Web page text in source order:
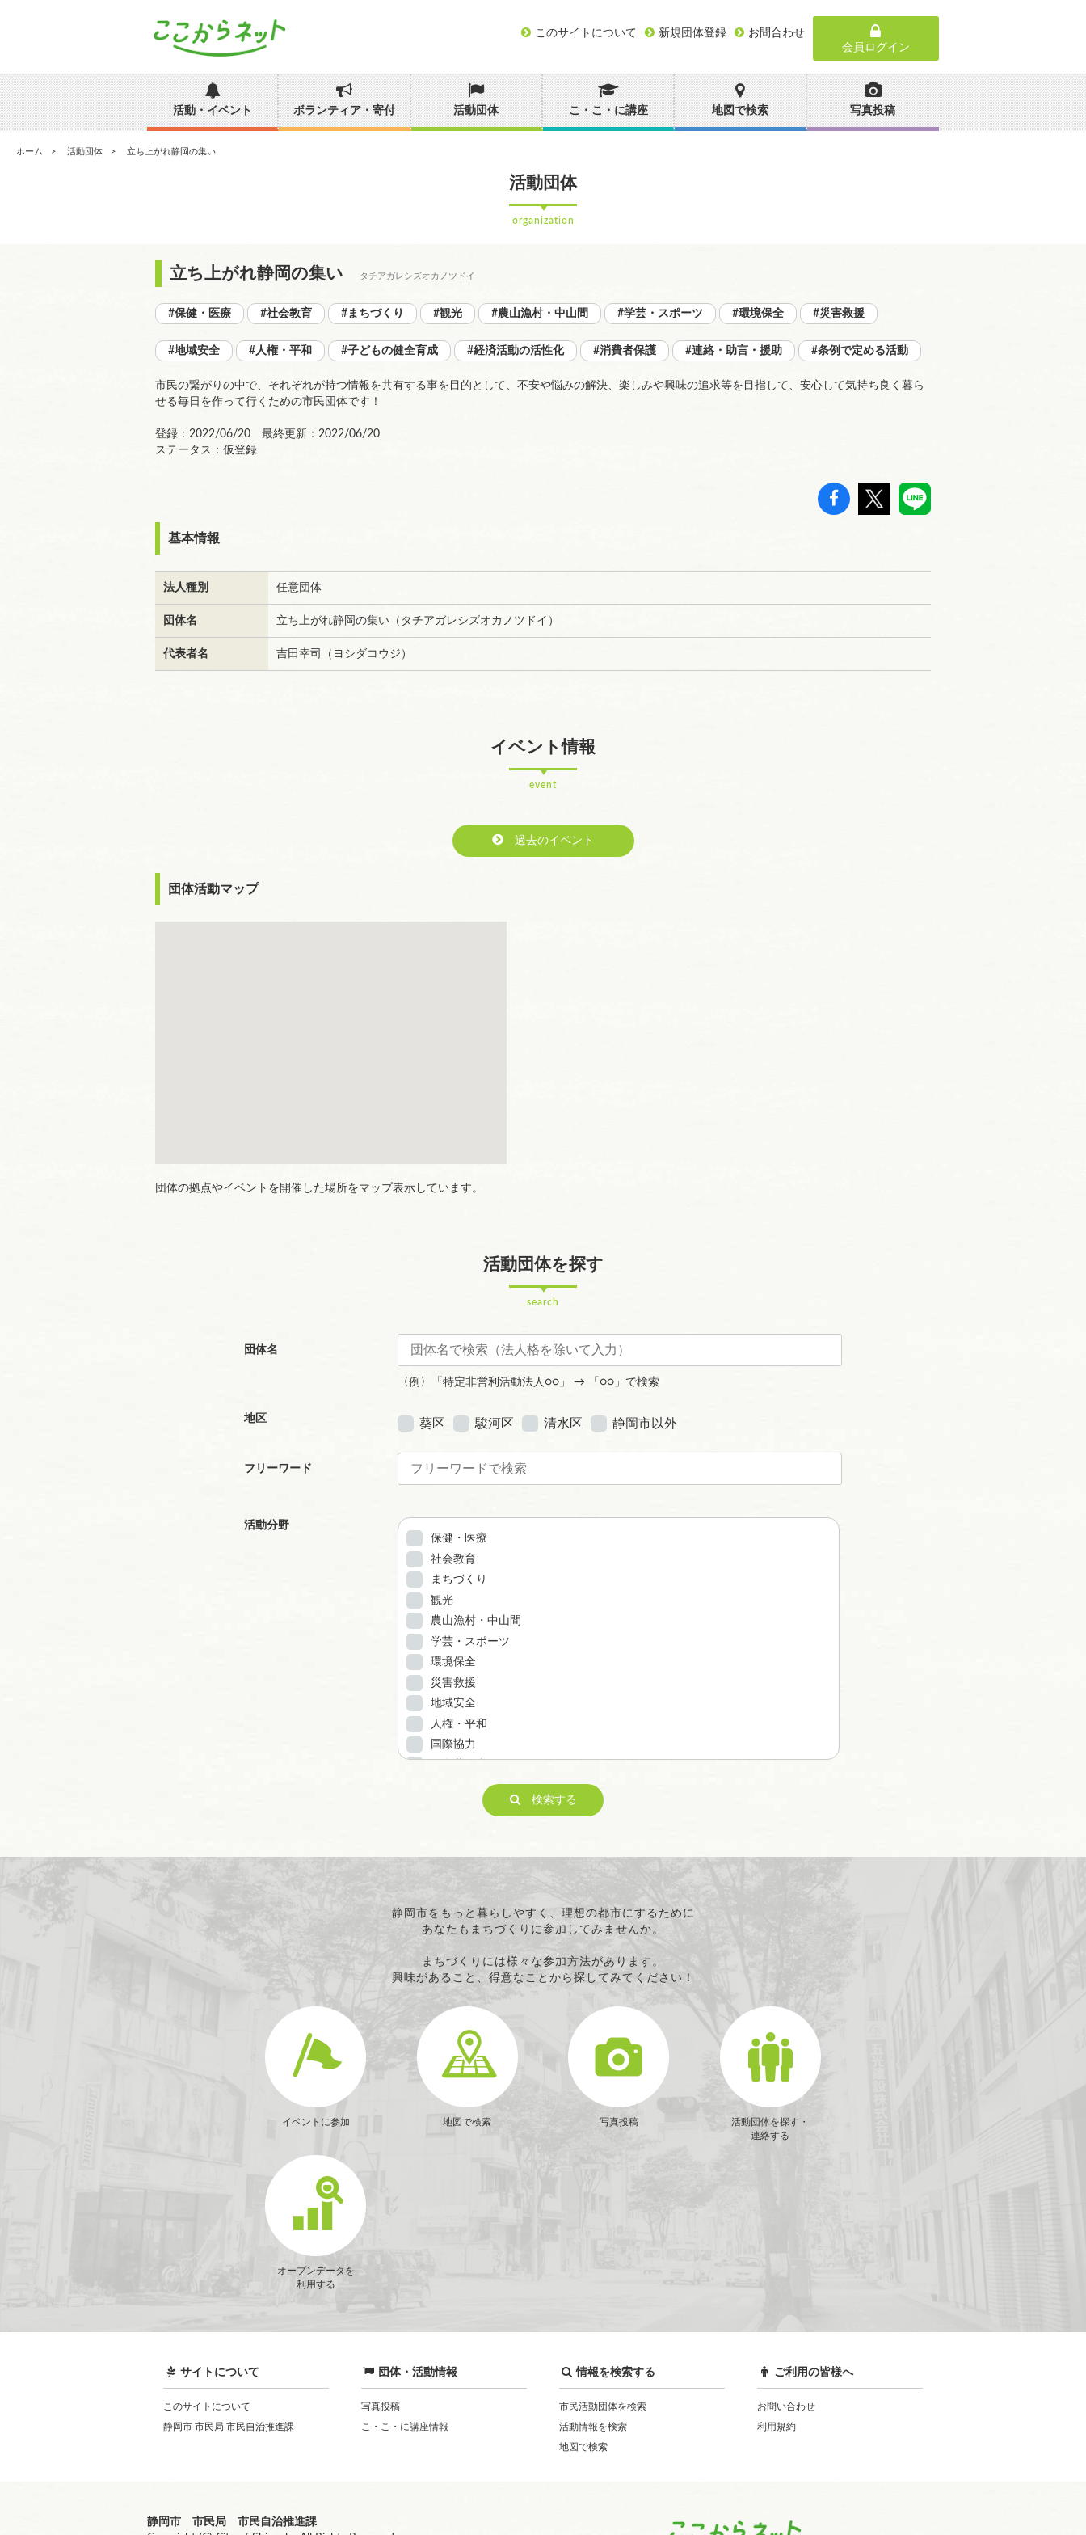
このサイトについて 新規団体登録
お問合わせ
会員ログイン
活動・イベント ボランティア・寄付 活動団体 こ・こ・に講座 地図で検索 写真投稿
ホーム 活動団体 立ち上がれ静岡の集い
活動団体
organization
立ち上がれ静岡の集い タチアガレシズオカノツドイ
#保健・医療 #社会教育 #まちづくり #観光 #農山漁村・中山間 #学芸・スポーツ #環境保全 #災害救援
#地域安全 #人権・平和 #子どもの健全育成 #経済活動の活性化 #消費者保護 #連絡・助言・援助 #条例で定める活動
市民の繋がりの中で、それぞれが持つ情報を共有する事を目的として、不安や悩みの解決、楽しみや興味の追求等を目指して、安心して気持ち良く暮ら
せる毎日を作って行くための市民団体です！
登録：2022/06/20 最終更新：2022/06/20
ステータス：仮登録
基本情報
法人種別 任意団体
団体名 立ち上がれ静岡の集い（タチアガレシズオカノツドイ）
代表者名 吉田幸司（ヨシダコウジ）
イベント情報
event
過去のイベント
団体活動マップ
団体の拠点やイベントを開催した場所をマップ表示しています。
活動団体を探す
search
団体名
〈例〉「特定非営利活動法人○○」 → 「○○」で検索
地区 葵区 駿河区 清水区 静岡市以外
フリーワード
活動分野
保健・医療
社会教育
まちづくり
観光
農山漁村・中山間
学芸・スポーツ
環境保全
災害救援
地域安全
人権・平和
国際協力
子どもの健全育成
連絡・助言・援助
条例で定める活動
検索する
静岡市をもっと暮らしやすく、理想の都市にするために
あなたもまちづくりに参加してみませんか。
まちづくりには様々な参加方法があります。
興味があること、得意なことから探してみてください！
イベントに参加 地図で検索 写真投稿
活動団体を探す・
連絡する
オープンデータを
利用する
サイトについて
このサイトについて
静岡市 市民局 市民自治推進課
団体・活動情報
写真投稿
こ・こ・に講座情報
情報を検索する
市民活動団体を検索
活動情報を検索
地図で検索
ご利用の皆様へ
お問い合わせ
利用規約
静岡市 市民局 市民自治推進課